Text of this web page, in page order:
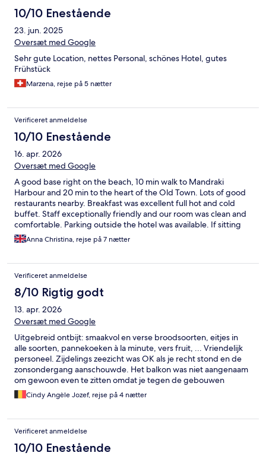
10/10 Enestående
23. jun. 2025
Oversæt med Google
Sehr gute Location, nettes Personal, schönes Hotel, gutes
Frühstück
Marzena, rejse på 5 nætter
Verificeret anmeldelse
10/10 Enestående
16. apr. 2026
Oversæt med Google
A good base right on the beach, 10 min walk to Mandraki
Harbour and 20 min to the heart of the Old Town. Lots of good
restaurants nearby. Breakfast was excellent full hot and cold
buffet. Staff exceptionally friendly and our room was clean and
comfortable. Parking outside the hotel was available. If sitting
by the pool all day is your thing the pool is very small but the
hotel is on the beach. Sunsets were fabulous.
Anna Christina, rejse på 7 nætter
Verificeret anmeldelse
8/10 Rigtig godt
13. apr. 2026
Oversæt med Google
Uitgebreid ontbijt: smaakvol en verse broodsoorten, eitjes in
alle soorten, pannekoeken à la minute, vers fruit, ... Vriendelijk
personeel. Zijdelings zeezicht was OK als je recht stond en de
zonsondergang aanschouwde. Het balkon was niet aangenaam
om gewoon even te zitten omdat je tegen de gebouwen
aankeek. Locatie is geweldig met het strand zo dichtbij en op 5 à
10 minuten van het drukkere centrum, winkeltjes en restaurants
Cindy Angèle Jozef, rejse på 4 nætter
Verificeret anmeldelse
10/10 Enestående